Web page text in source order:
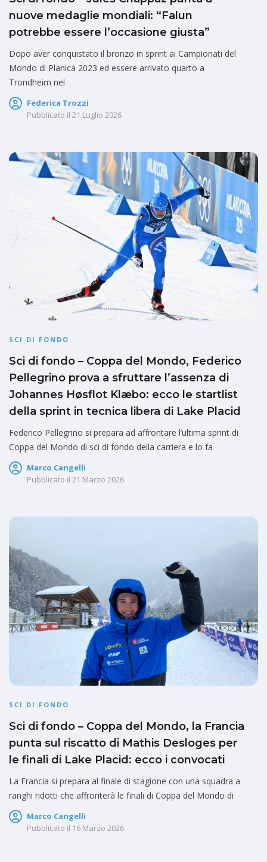
nuove medaglie mondiali: “Falun
potrebbe essere l’occasione giusta”
Dopo aver conquistato il bronzo in sprint ai Campionati del
Mondo di Planica 2023 ed essere arrivato quarto a
Trondheim nel
Federica Trozzi
Pubblicato il 21 Luglio 2026
SCI DI FONDO
Sci di fondo – Coppa del Mondo, Federico
Pellegrino prova a sfruttare l’assenza di
Johannes Høsflot Klæbo: ecco le startlist
della sprint in tecnica libera di Lake Placid
Federico Pellegrino si prepara ad affrontare l’ultima sprint di
Coppa del Mondo di sci di fondo della carriera e lo fa
Marco Cangelli
Pubblicato il 21 Marzo 2026
SCI DI FONDO
Sci di fondo – Coppa del Mondo, la Francia
punta sul riscatto di Mathis Desloges per
le finali di Lake Placid: ecco i convocati
La Francia si prepara al finale di stagione con una squadra a
ranghi ridotti che affronterà le finali di Coppa del Mondo di
Marco Cangelli
Pubblicato il 16 Marzo 2026